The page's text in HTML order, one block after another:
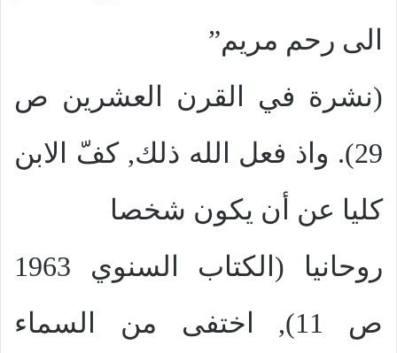
الى رحم مريم”
(نشرة في القرن العشرين ص
29). واذ فعل الله ذلك, كفّ الابن
كليا عن أن يكون شخصا
روحانيا (الكتاب السنوي 1963
ص 11), اختفى من السماء